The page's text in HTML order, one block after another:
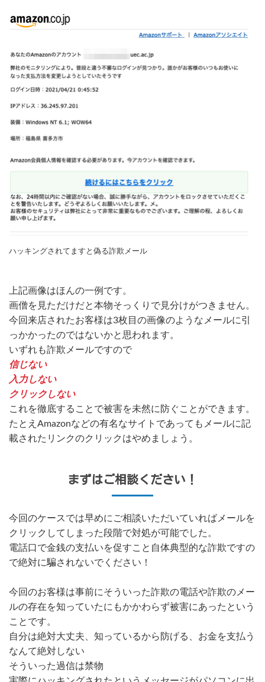
ハッキングされてますと偽る詐欺メール
上記画像はほんの一例です。
画僧を見ただけだと本物そっくりで見分けがつきません。
今回来店されたお客様は3枚目の画像のようなメールに引
っかかったのではないかと思われます。
いずれも詐欺メールですので
信じない
入力しない
クリックしない
これを徹底することで被害を未然に防ぐことができます。
たとえAmazonなどの有名なサイトであってもメールに記
載されたリンクのクリックはやめましょう。
まずはご相談ください！
今回のケースでは早めにご相談いただいていればメールを
クリックしてしまった段階で対処が可能でした。
電話口で金銭の支払いを促すこと自体典型的な詐欺ですの
で絶対に騙されないでください！
今回のお客様は事前にそういった詐欺の電話や詐欺のメー
ルの存在を知っていたにもかかわらず被害にあったという
ことです。
自分は絶対大丈夫、知っているから防げる、お金を支払う
なんて絶対しない
そういった過信は禁物